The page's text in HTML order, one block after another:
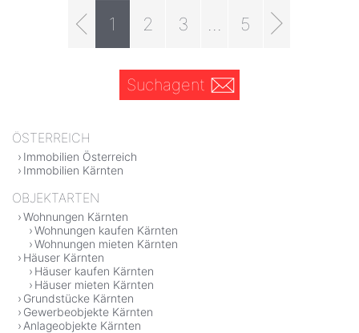
1 2 3 5
Suchagent
ÖSTERREICH
Immobilien Österreich
Immobilien Kärnten
OBJEKTARTEN
Wohnungen Kärnten
Wohnungen kaufen Kärnten
Wohnungen mieten Kärnten
Häuser Kärnten
Häuser kaufen Kärnten
Häuser mieten Kärnten
Grundstücke Kärnten
Gewerbeobjekte Kärnten
Anlageobjekte Kärnten